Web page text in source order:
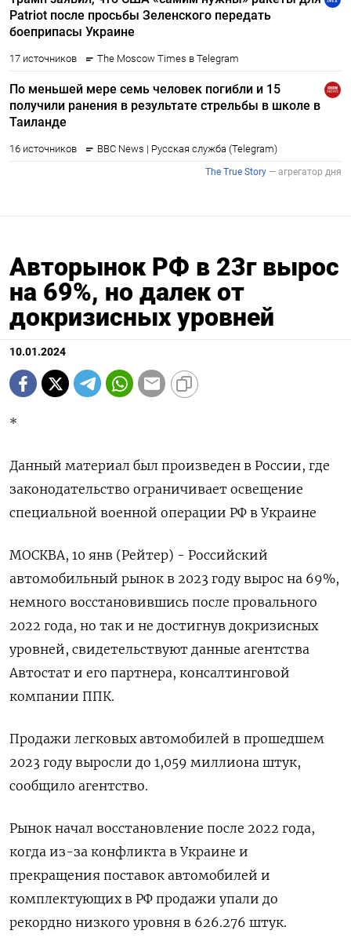
Авторынок РФ в 23г вырос
на 69%, но далек от
докризисных уровней
10.01.2024
*
Данный материал был произведен в России, где
законодательство ограничивает освещение
специальной военной операции РФ в Украине
МОСКВА, 10 янв (Рейтер) - Российский
автомобильный рынок в 2023 году вырос на 69%,
немного восстановившись после провального
2022 года, но так и не достигнув докризисных
уровней, свидетельствуют данные агентства
Автостат и его партнера, консалтинговой
компании ППК.
Продажи легковых автомобилей в прошедшем
2023 году выросли до 1,059 миллиона штук,
сообщило агентство.
Рынок начал восстановление после 2022 года,
когда из-за конфликта в Украине и
прекращения поставок автомобилей и
комплектующих в РФ продажи упали до
рекордно низкого уровня в 626.276 штук.